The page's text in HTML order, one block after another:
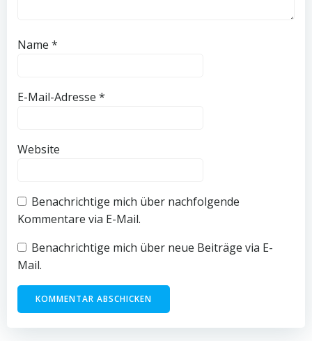
Name *
E-Mail-Adresse *
Website
Benachrichtige mich über nachfolgende
Kommentare via E-Mail.
Benachrichtige mich über neue Beiträge via E-
Mail.